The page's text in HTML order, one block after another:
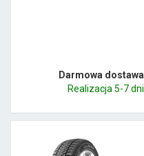
Darmowa dostawa
Realizacja 5-7 dni